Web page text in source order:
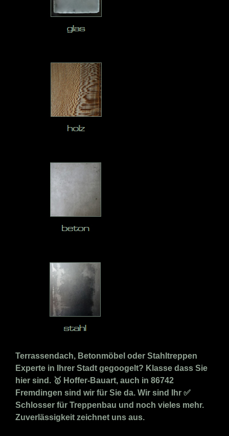
Terrassendach, Betonmöbel oder Stahltreppen
Experte in Ihrer Stadt gegoogelt? Klasse dass Sie
hier sind. 🥇 Hoffer-Bauart, auch in 86742
Fremdingen sind wir für Sie da. Wir sind Ihr ✅
Schlosser für Treppenbau und noch vieles mehr.
Zuverlässigkeit zeichnet uns aus.